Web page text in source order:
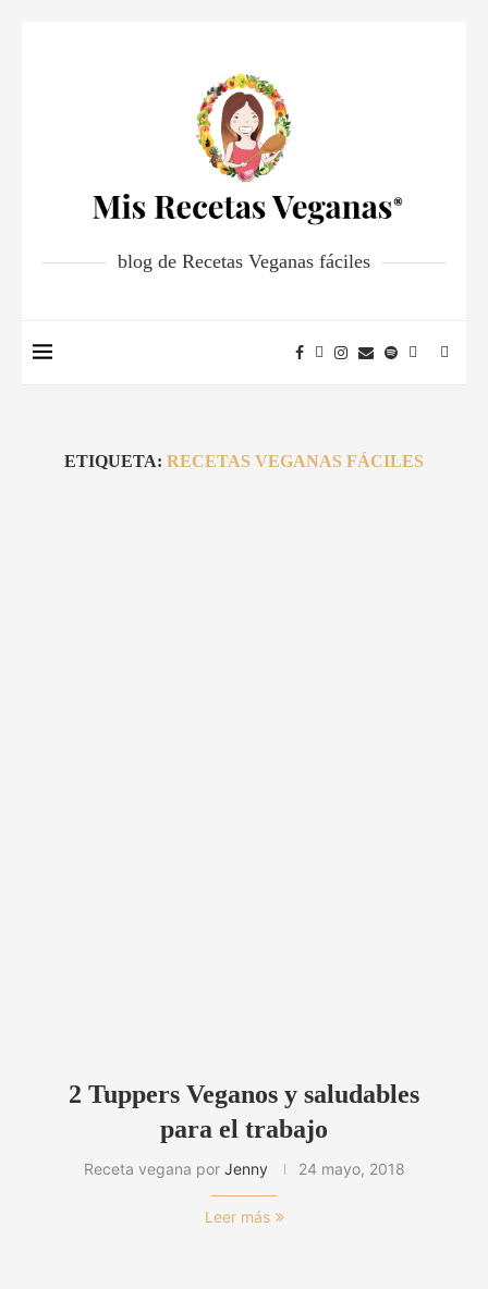
blog de Recetas Veganas fáciles
ETIQUETA: RECETAS VEGANAS FÁCILES
2 Tuppers Veganos y saludables
para el trabajo
Receta vegana por Jenny 24 mayo, 2018
Leer más